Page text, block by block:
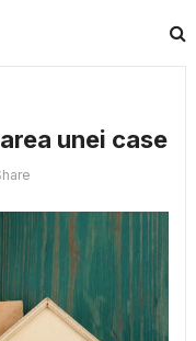
unei case